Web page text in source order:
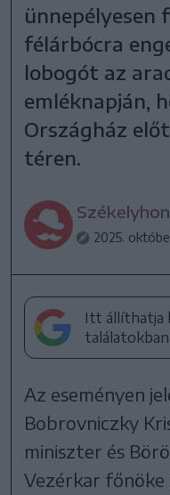
ünnepélyesen
félárbócra
lobogót az
emléknapján,
Országház
téren.
Székelyhon
2025.
Itt állíthatja
Az eseményen
Bobrovniczky
miniszter és
Vezérkar főnöke